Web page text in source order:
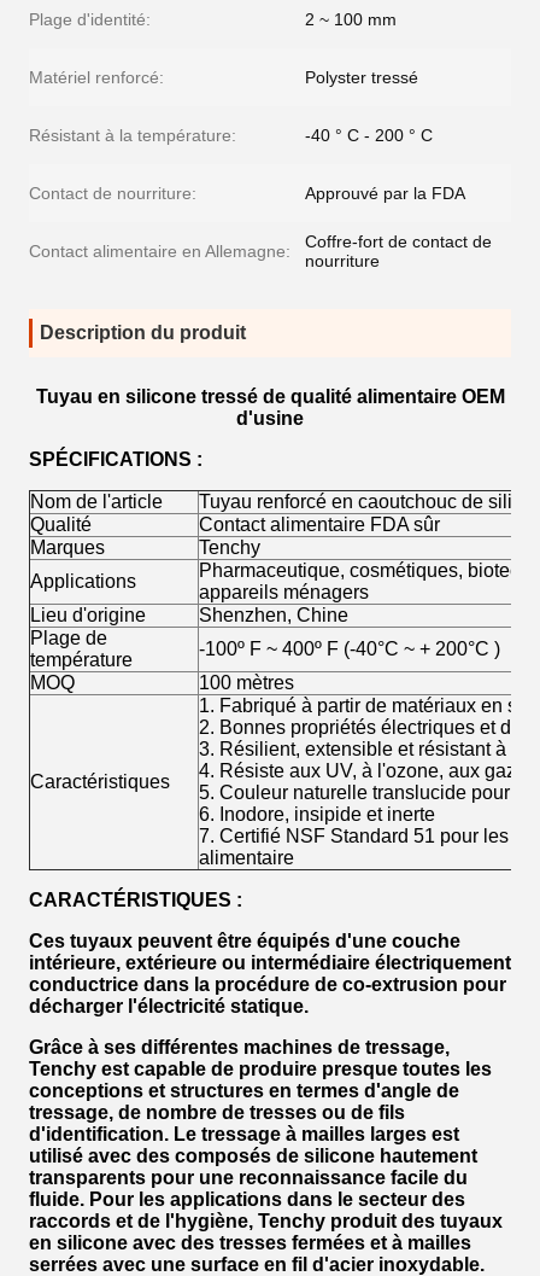
Plage d'identité: 2 ~ 100 mm
Matériel renforcé: Polyster tressé
Résistant à la température: -40 ° C - 200 ° C
Contact de nourriture: Approuvé par la FDA
Contact alimentaire en Allemagne:
Coffre-fort de contact de
nourriture
Description du produit
Tuyau en silicone tressé de qualité alimentaire OEM
d'usine
SPÉCIFICATIONS :
Nom de l'article
Tuyau renforcé en caoutchouc de
Qualité
Contact alimentaire FDA sûr
Marques
Tenchy
Applications
Pharmaceutique, cosmétiques,
appareils ménagers
Lieu d'origine
Shenzhen, Chine
Plage de
température
-100º F ~ 400º F (-40°C ~ + 200°C )
MOQ
100 mètres
Caractéristiques
1. Fabriqué à partir de matériaux en
2. Bonnes propriétés électriques et de
3. Résilient, extensible et résistant à la
4. Résiste aux UV, à l'ozone, aux gaz
5. Couleur naturelle translucide pour
6. Inodore, insipide et inerte
7. Certifié NSF Standard 51 pour les
alimentaire
CARACTÉRISTIQUES :
Ces tuyaux peuvent être équipés d'une couche
intérieure, extérieure ou intermédiaire électriquement
conductrice dans la procédure de co-extrusion pour
décharger l'électricité statique.
Grâce à ses différentes machines de tressage,
Tenchy est capable de produire presque toutes les
conceptions et structures en termes d'angle de
tressage, de nombre de tresses ou de fils
d'identification. Le tressage à mailles larges est
utilisé avec des composés de silicone hautement
transparents pour une reconnaissance facile du
fluide. Pour les applications dans le secteur des
raccords et de l'hygiène, Tenchy produit des tuyaux
en silicone avec des tresses fermées et à mailles
serrées avec une surface en fil d'acier inoxydable.